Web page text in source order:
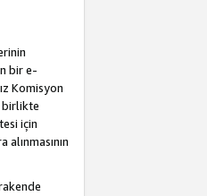
bir e-
Komisyon
birlikte
için